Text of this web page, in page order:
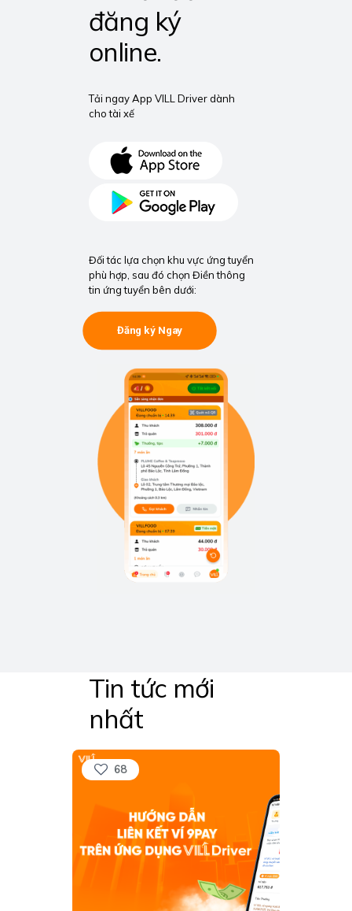
đăng ký
online.
Tải ngay App VILL Driver dành
cho tài xế
Đối tác lựa chọn khu vực ứng tuyển
phù hợp, sau đó chọn Điền thông
tin ứng tuyển bên dưới:
Đăng ký Ngay
Tin tức mới
nhất
68